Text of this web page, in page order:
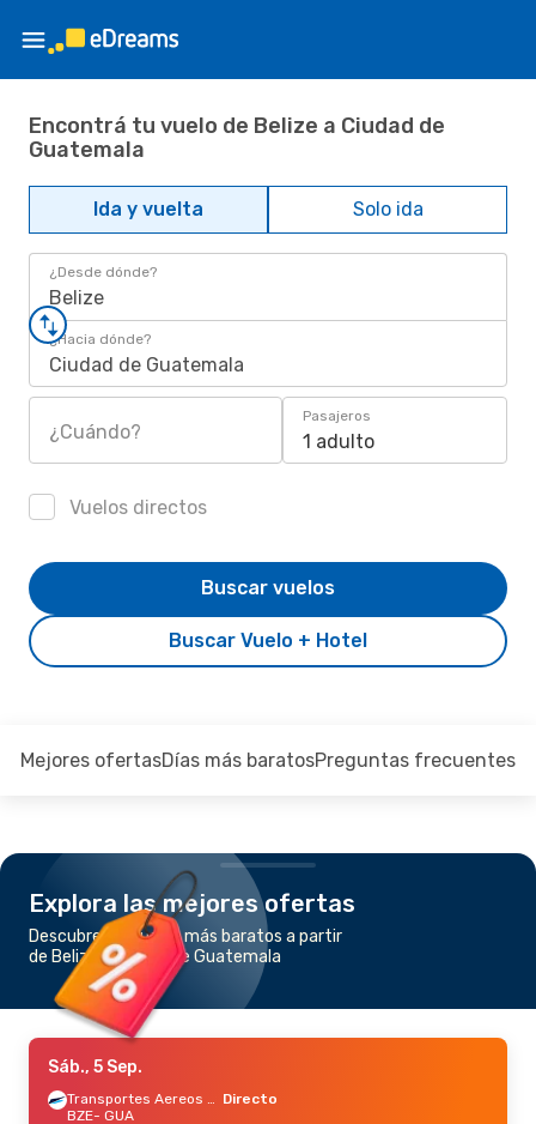
Encontrá tu vuelo de Belize a Ciudad de
Guatemala
Ida y vuelta Solo ida
¿Desde dónde?
Belize
¿Hacia dónde?
Ciudad de Guatemala
¿Cuándo?
Pasajeros
1 adulto
Vuelos directos
Buscar Vuelo + Hotel
Buscar vuelos
Mejores ofertasDías más baratosPreguntas frecuentes
Explora las mejores ofertas
Descubre los vuelos más baratos a partir
de Belize a Ciudad de Guatemala
Sáb., 5 Sep.
Transportes Aereos Guatemaltecos Directo
BZE- GUA